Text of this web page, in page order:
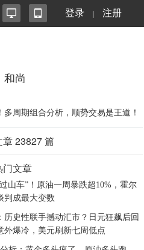
登录 注册
和尚
多周期组合分析，顺势交易是王道！
章23827篇
门文章
山车”！原油一周暴跌超10%，霍尔
判成最大变数
历史性联手撼动汇市？日元狂飙后回
外爆冷，美元刷新七周低点